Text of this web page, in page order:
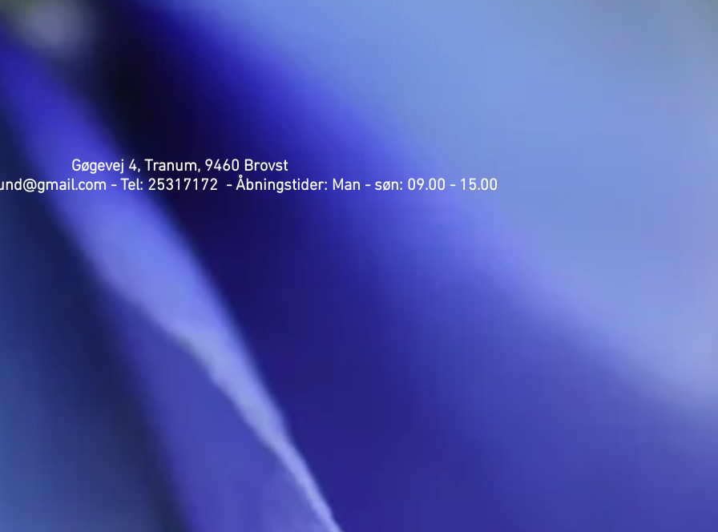
Gøgevej 4, Tranum, 9460 Brovst
- Tel: 25317172 - Åbningstider: Man - søn: 09.00 - 15.00